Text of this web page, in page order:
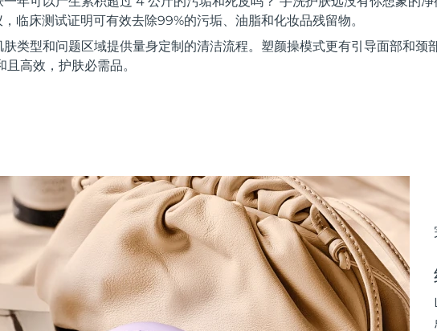
，临床测试证明可有效去除99%的污垢、油脂和化妆品残留物。
肤类型和问题区域提供量身定制的清洁流程。塑颜操模式更有引导面部和颈
且高效，护肤必需品。